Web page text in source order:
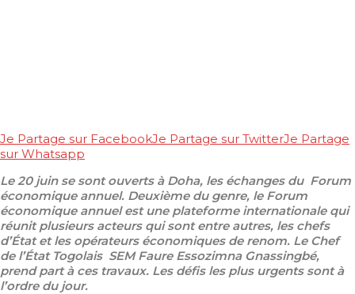
Je Partage sur FacebookJe Partage sur TwitterJe Partage
sur Whatsapp
Le 20 juin se sont ouverts à Doha, les échanges du Forum
économique annuel. Deuxième du genre, le Forum
économique annuel est une plateforme internationale qui
réunit plusieurs acteurs qui sont entre autres, les chefs
d’État etles opérateurs économiques de renom. Le Chef
de l’État Togolais SEM Faure Essozimna Gnassingbé,
prend part à ces travaux. Les défis les plus urgents sont à
l’ordre du jour.